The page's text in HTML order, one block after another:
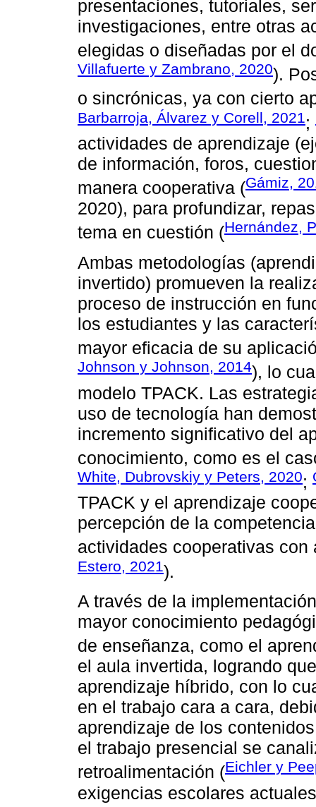
presentaciones, tutoriales,
investigaciones, entre otras
elegidas o diseñadas por el
Villafuerte y Zambrano, 2020).
o sincrónicas, ya con cierto
Barbarroja, Álvarez y Corell, 2021;
actividades de aprendizaje
de información, foros,
manera cooperativa (Gámiz,
2020), para profundizar,
tema en cuestión (Hernández,
Ambas metodologías
invertido) promueven la
proceso de instrucción en
los estudiantes y las
mayor eficacia de su
Johnson y Johnson, 2014), lo
modelo TPACK. Las
uso de tecnología han
incremento significativo del
conocimiento, como es el
White, Dubrovskiy y Peters, 2020;
TPACK y el aprendizaje
percepción de la
actividades cooperativas con
Estero, 2021).
A través de la
mayor conocimiento
de enseñanza, como el
el aula invertida, logrando
aprendizaje híbrido, con lo
en el trabajo cara a cara,
aprendizaje de los
el trabajo presencial se
retroalimentación (Eichler y
exigencias escolares